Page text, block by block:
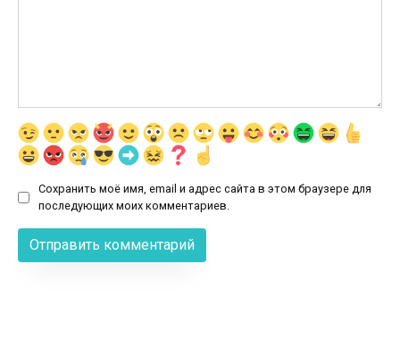
Сохранить моё имя, email и адрес сайта в этом браузере для
последующих моих комментариев.